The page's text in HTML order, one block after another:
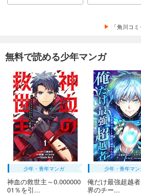
「角川コ
無料で読める少年マンガ
少年・青年マンガ
神血の救世主～0.000000
01％を引...
少年・青年マン
俺だけ最強超越
界のチー...